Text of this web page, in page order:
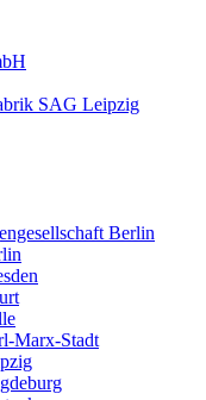
SAG Leipzig
Berlin
Marx-Stadt